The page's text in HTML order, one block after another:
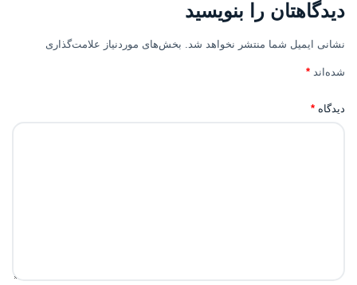
دیدگاهتان را بنویسید
نشانی ایمیل شما منتشر نخواهد شد. بخش‌های موردنیاز علامت‌گذاری
شده‌اند *
دیدگاه *